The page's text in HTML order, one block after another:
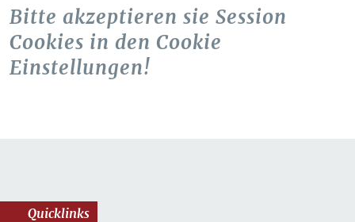
Bitte akzeptieren sie Session
Cookies in den Cookie
Einstellungen!
Quicklinks